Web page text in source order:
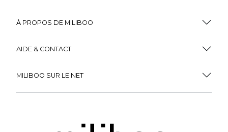
À PROPOS DE MILIBOO
AIDE & CONTACT
MILIBOO SUR LE NET